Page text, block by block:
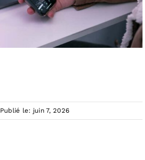
Publié le: juin 7, 2026